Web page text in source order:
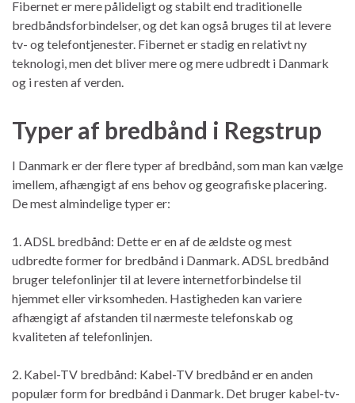
Fibernet er mere pålideligt og stabilt end traditionelle
bredbåndsforbindelser, og det kan også bruges til at levere
tv- og telefontjenester. Fibernet er stadig en relativt ny
teknologi, men det bliver mere og mere udbredt i Danmark
og i resten af verden.
Typer af bredbånd i Regstrup
I Danmark er der flere typer af bredbånd, som man kan vælge
imellem, afhængigt af ens behov og geografiske placering.
De mest almindelige typer er:
1. ADSL bredbånd: Dette er en af de ældste og mest
udbredte former for bredbånd i Danmark. ADSL bredbånd
bruger telefonlinjer til at levere internetforbindelse til
hjemmet eller virksomheden. Hastigheden kan variere
afhængigt af afstanden til nærmeste telefonskab og
kvaliteten af telefonlinjen.
2. Kabel-TV bredbånd: Kabel-TV bredbånd er en anden
populær form for bredbånd i Danmark. Det bruger kabel-tv-